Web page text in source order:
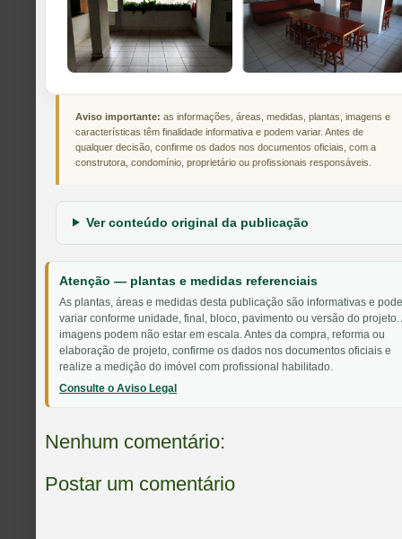
Aviso importante: as informações, áreas, medidas, plantas, imagens e
características têm finalidade informativa e podem variar. Antes de
qualquer decisão, confirme os dados nos documentos oficiais, com a
construtora, condomínio, proprietário ou profissionais responsáveis.
Ver conteúdo original da publicação
Atenção — plantas e medidas referenciais
As plantas, áreas e medidas desta publicação são informativas e
variar conforme unidade, final, bloco, pavimento ou versão do projeto.
imagens podem não estar em escala. Antes da compra, reforma ou
elaboração de projeto, confirme os dados nos documentos oficiais e
realize a medição do imóvel com profissional habilitado.
Consulte o Aviso Legal
Nenhum comentário:
Postar um comentário